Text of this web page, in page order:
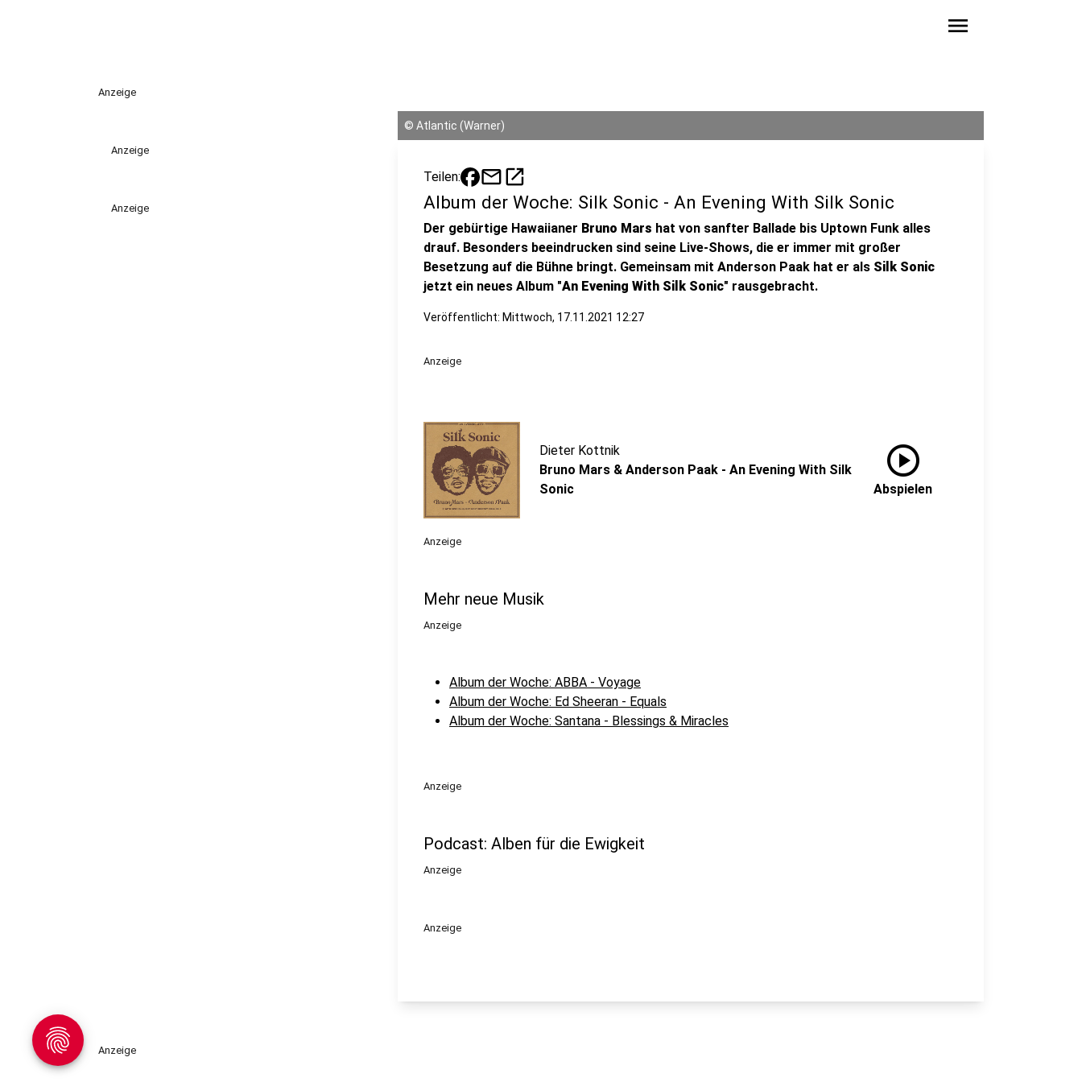
menu
Anzeige
Anzeige
Anzeige
© Atlantic (Warner)
Teilen: mailopen_in_new
Album der Woche: Silk Sonic - An Evening With Silk Sonic
Der gebürtige Hawaiianer Bruno Mars hat von sanfter Ballade bis Uptown Funk alles
drauf. Besonders beeindrucken sind seine Live-Shows, die er immer mit großer
Besetzung auf die Bühne bringt. Gemeinsam mit Anderson Paak hat er als Silk Sonic
jetzt ein neues Album "An Evening With Silk Sonic" rausgebracht.
Veröffentlicht: Mittwoch, 17.11.2021 12:27
Anzeige
Dieter Kottnik
Bruno Mars & Anderson Paak - An Evening With Silk
Sonic
play_circle
Abspielen
Anzeige
Mehr neue Musik
Anzeige
Album der Woche: ABBA - Voyage
Album der Woche: Ed Sheeran - Equals
Album der Woche: Santana - Blessings & Miracles
Anzeige
Podcast: Alben für die Ewigkeit
Anzeige
Anzeige
Anzeige